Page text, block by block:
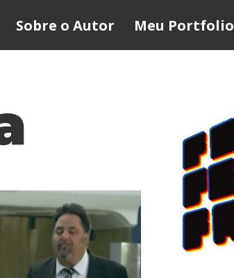
Sobre o Autor Meu Portfolio